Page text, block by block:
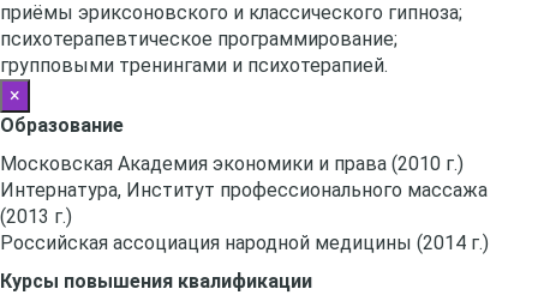
приёмы эриксоновского и классического гипноза;
психотерапевтическое программирование;
групповыми тренингами и психотерапией.
×
Образование
Московская Академия экономики и права (2010 г.)
Интернатура, Институт профессионального массажа
(2013 г.)
Российская ассоциация народной медицины (2014 г.)
Курсы повышения квалификации